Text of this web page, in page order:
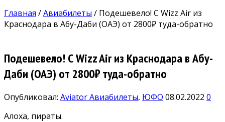
Главная /Авиабилеты / Подешевело! С Wizz Air из
Краснодара в Абу-Даби (ОАЭ) от 2800₽ туда-обратно
Подешевело! С Wizz Air из Краснодара в Абу-
Даби (ОАЭ) от 2800₽ туда-обратно
Опубликовал: AviatorАвиабилеты, ЮФО 08.02.2022 0
Алоха, пираты.